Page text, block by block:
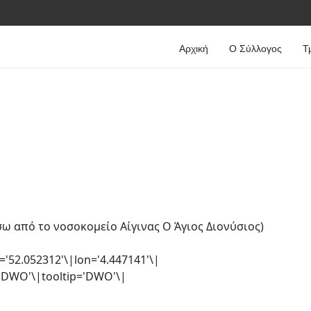
Αρχική Ο Σύλλογος
από το νοσοκομείο Αίγινας Ο Άγιος Διονύσιος)